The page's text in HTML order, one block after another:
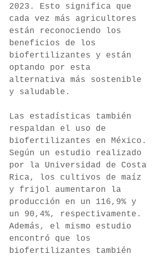
2023. Esto significa que
cada vez más agricultores
están reconociendo los
beneficios de los
biofertilizantes y están
optando por esta
alternativa más sostenible
y saludable.
Las estadísticas también
respaldan el uso de
biofertilizantes en México.
Según un estudio realizado
por la Universidad de Costa
Rica, los cultivos de maíz
y frijol aumentaron la
producción en un 116,9% y
un 90,4%, respectivamente.
Además, el mismo estudio
encontró que los
biofertilizantes también